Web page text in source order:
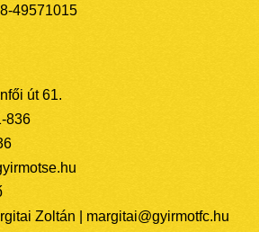
49571015
út 61.
836
Zoltán | margitai@gyirmotfc.hu